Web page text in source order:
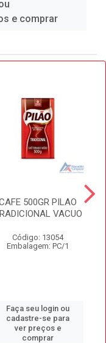
e comprar
500GR PILAO
VACUO
Código: 13054
Embalagem: PC/1
Faça seu login ou
cadastre-se para
ver preços e
comprar